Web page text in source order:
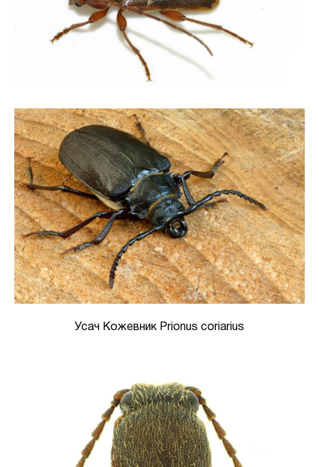
Усач Кожевник Prionus coriarius